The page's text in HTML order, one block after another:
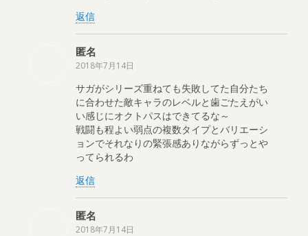
返信
匿名
2018年7月14日
サガがシリーズ重ねても失敗してた自分たち
に合わせた敵キャラのレベルと歯ごたえがい
い感じにオクトパスはできてるな～
戦闘も程よい弱点の複数タイプとバリエーシ
ョンでそれなりの緊張感ありながらずっとや
ってられるわ
返信
匿名
2018年7月14日